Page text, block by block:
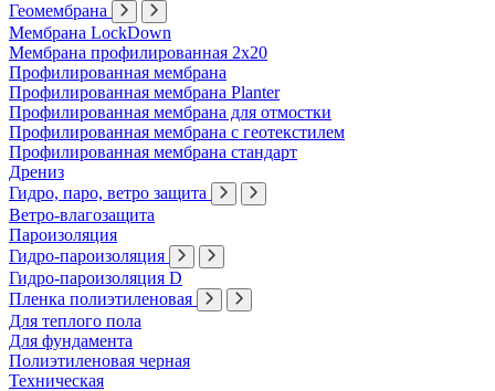
Геомембрана
Мембрана LockDown
Мембрана профилированная 2х20
Профилированная мембрана
Профилированная мембрана Planter
Профилированная мембрана для отмостки
Профилированная мембрана с геотекстилем
Профилированная мембрана стандарт
Дрениз
Гидро, паро, ветро защита
Ветро-влагозащита
Пароизоляция
Гидро-пароизоляция
Гидро-пароизоляция D
Пленка полиэтиленовая
Для теплого пола
Для фундамента
Полиэтиленовая черная
Техническая